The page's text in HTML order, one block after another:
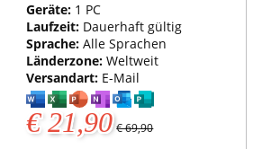
Geräte: 1 PC
Laufzeit: Dauerhaft gültig
Sprache:Alle Sprachen
Länderzone:Weltweit
Versandart: E-Mail
€ 21,90 € 69,90